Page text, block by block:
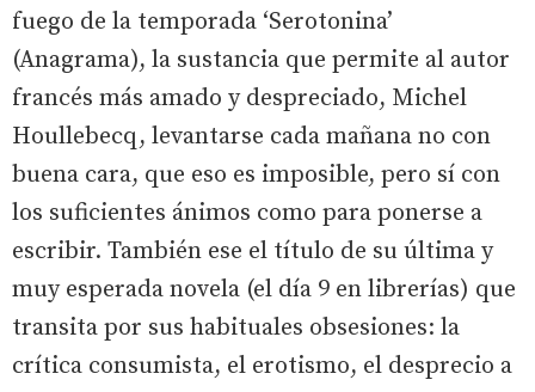
fuego de la temporada ‘Serotonina’
(Anagrama), la sustancia que permite al autor
francés más amado y despreciado, Michel
Houllebecq, levantarse cada mañana no con
buena cara, que eso es imposible, pero sí con
los suficientes ánimos como para ponerse a
escribir. También ese el título de su última y
muy esperada novela (el día 9 en librerías) que
transita por sus habituales obsesiones: la
crítica consumista, el erotismo, el desprecio a